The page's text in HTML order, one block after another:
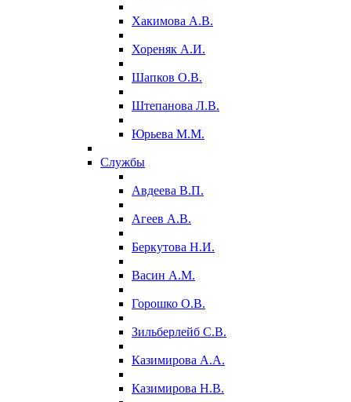
Хакимова А.В.
Хореняк А.И.
Шапков О.В.
Штепанова Л.В.
Юрьева М.М.
Службы
Авдеева В.П.
Агеев А.В.
Беркутова Н.И.
Васин А.М.
Горошко О.В.
Зильберлейб С.В.
Казимирова А.А.
Казимирова Н.В.